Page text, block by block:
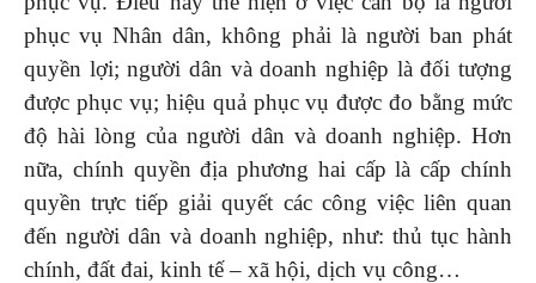
phục vụ Nhân dân, không phải là người ban phát
quyền lợi; người dân và doanh nghiệp là đối tượng
được phục vụ; hiệu quả phục vụ được đo bằng mức
độ hài lòng của người dân và doanh nghiệp. Hơn
nữa, chính quyền địa phương hai cấp là cấp chính
quyền trực tiếp giải quyết các công việc liên quan
đến người dân và doanh nghiệp, như: thủ tục hành
chính, đất đai, kinh tế – xã hội, dịch vụ công…